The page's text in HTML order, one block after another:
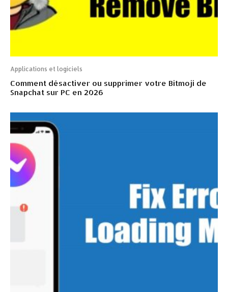
Applications et logiciels
Comment désactiver ou supprimer votre Bitmoji de
Snapchat sur PC en 2026